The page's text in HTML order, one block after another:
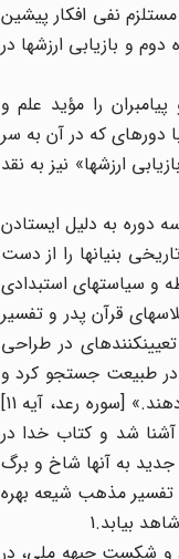
نفی افکار پیشین
و بازیابی ارزشها در
را مؤید علم و
دورهای که در آن به سر
ارزشها» نیز به نقد
دوره به دلیل ایستادن
بنیانها را از دست
و سیاستهای استبدادی
قرآن پدر و تفسیر
در طراحی
در طبیعت جستجو کرد و
همیشه بر سر تخته کلاس این آیه را مینوشت که «خدا قومی را تغییر ندهد تا آنچه را که در ضمیرشان است تغییر دهند.» [سوره رعد، آیه 11]
آشنا شد و کتاب خدا در
جدید به آنها شاخ و برگ
تفسیر مذهب شیعه بهره
بیابد.1
سیاسی خود دو بار توسط حکومت پهلوی دستگیر و زندانی شد. او پس از کودتای 28 مرداد و شکست جبهه ملی، در